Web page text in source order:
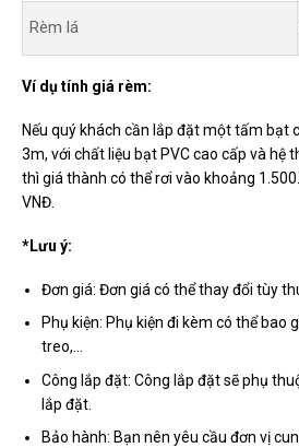
Rèm lá
Ví dụ tính giá rèm:
Nếu quý khách cần lắp đặt một tấm bạt
3m, với chất liệu bạt PVC cao cấp và hệ
thì giá thành có thể rơi vào khoảng
VNĐ.
*Lưu ý:
Đơn giá: Đơn giá có thể thay đổi tùy
Phụ kiện: Phụ kiện đi kèm có thể bao
treo,…
Công lắp đặt: Công lắp đặt sẽ phụ
lắp đặt.
Bảo hành: Bạn nên yêu cầu đơn vị